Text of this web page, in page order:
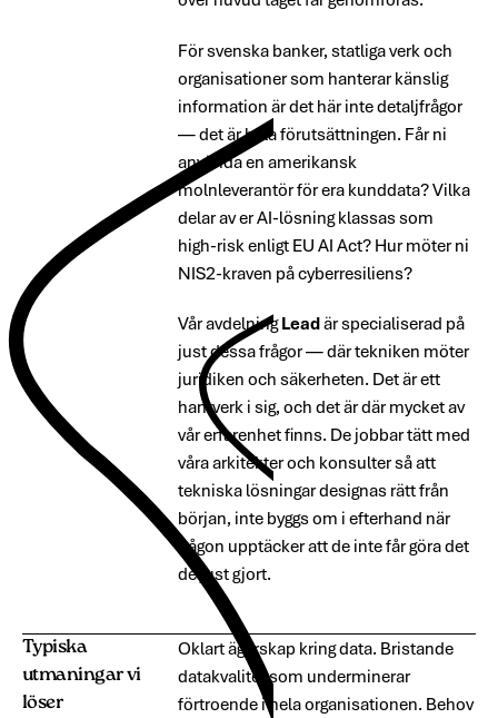
För svenska banker, statliga verk och
organisationer som hanterar känslig
information är det här inte detaljfrågor
— det är hela förutsättningen. Får ni
använda en amerikansk
molnleverantör för era kunddata? Vilka
delar av er AI-lösning klassas som
high-risk enligt EU AI Act? Hur möter ni
NIS2-kraven på cyberresiliens?
Vår avdelningLeadär specialiserad på
just dessa frågor — där tekniken möter
juridiken och säkerheten. Det är ett
hantverk i sig, och det är där mycket av
vår erfarenhet finns. De jobbar tätt med
våra arkitekter och konsulter så att
tekniska lösningar designas rätt från
början, inte byggs om i efterhand när
någon upptäcker att de inte får göra det
de just gjort.
Typiska
utmaningar vi
löser
Oklart ägarskap kring data. Bristande
datakvalitet som underminerar
förtroende i hela organisationen. Behov